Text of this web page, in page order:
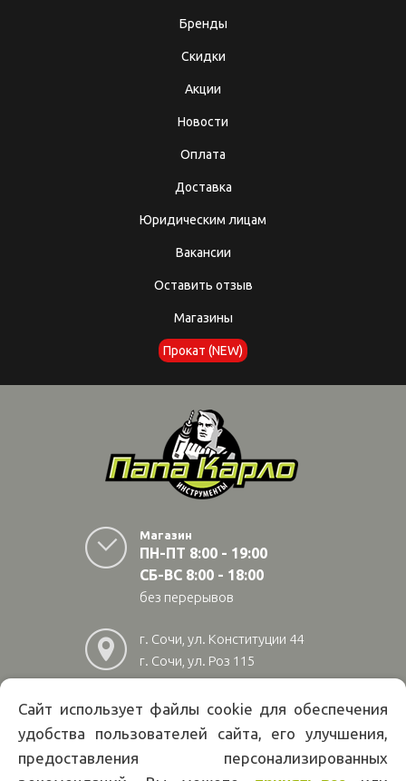
Бренды
Скидки
Акции
Новости
Оплата
Доставка
Юридическим лицам
Вакансии
Оставить отзыв
Магазины
Прокат (NEW)
Магазин
ПН-ПТ 8:00 - 19:00
СБ-ВС 8:00 - 18:00
без перерывов
г. Сочи, ул. Конституции 44
г. Сочи, ул. Роз 115
г. Адлер, ул Авиационная
28/10
222 02 01
Сайт использует файлы cookie для обеспечения
удобства пользователей сайта, его улучшения,
предоставления персонализированных